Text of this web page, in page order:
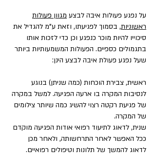
על נפגע פעולות איבה לבצע מגוון פעולות
ראשוניות, בסמוך לפגיעתו, וזאת ע"מ להגדיל את
סיכוייו להיות מוכר כנפגע וכן כדי לזכות אותו
בתגמולים כספיים. הפעולות המשמעותיות ביותר
שעל נפגע פעולת איבה לבצע הינן:
ראשית, צבירת הוכחות (כמה שניתן) בנוגע
לנסיבות המקרה בו ארעה הפגיעה. למשל במקרה
של פגיעת רקטה רצוי להשיג כמה שיותר צילומים
של המקרה.
שנית, לדאוג לתיעוד רפואי אודות הפגיעה מוקדם
ככל האפשר לאחר התרחשותה, ולאחר מכן
לדאוג להמשך של תלונות וטיפולים רפואיים.